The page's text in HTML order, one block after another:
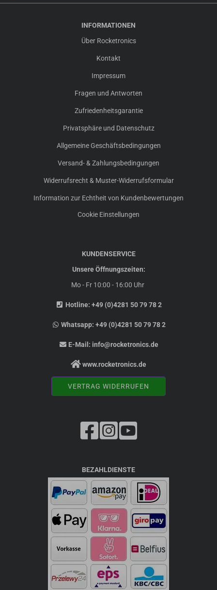
INFORMATIONEN
Über Rocketronics
Kontakt
Impressum
Fragen und Antworten
Zufriedenheitsgarantie
Privatsphäre und Datenschutz
Allgemeine Geschäftsbedingungen
Versand- & Zahlungsbedingungen
Widerrufsrecht & Muster-Widerrufsformular
Information zur Echtheit von Kundenbewertungen
Cookie Einstellungen
KUNDENSERVICE
Unsere Öffnungszeiten:
Mo - Fr 10:00 - 16:00 Uhr
Hotline: +49 (0)4281 50 79 78 2
Whatsapp:+49 (0)4281 50 79 78 2
E-Mail: info@rocketronics.de
www.rocketronics.de
VERTRAG WIDERRUFEN
BEZAHLDIENSTE